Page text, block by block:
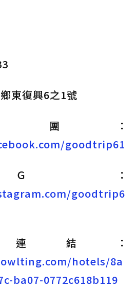
東復興6之1號
團：
goodtrip61
：
goodtrip6
結：
hotels/8a
ba07-0772c618b119